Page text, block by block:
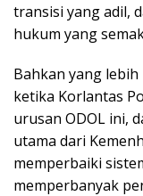
transisi yang adil,
hukum yang
Bahkan yang
ketika Korlantas
urusan ODOL ini,
utama dari
memperbaiki
memperbanyak